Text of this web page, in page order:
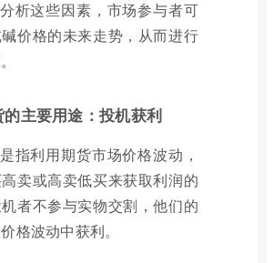
析这些因素，市场参与者可
价格的未来走势，从而进行
主要用途：投机获利
指利用期货市场价格波动，
卖或高卖低买来获取利润的
者不参与实物交割，他们的
格波动中获利。